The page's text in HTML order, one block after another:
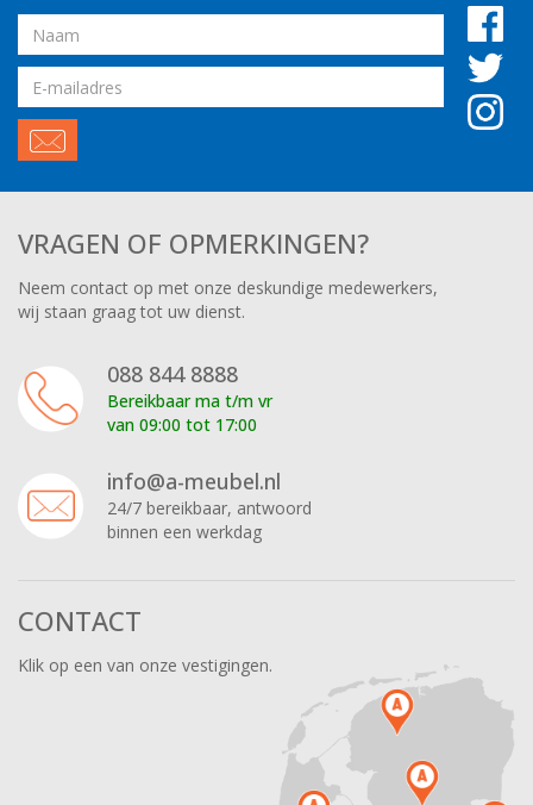
Naam
Email
adres
VRAGEN OF OPMERKINGEN?
Neem contact op met onze deskundige medewerkers,
wij staan graag tot uw dienst.
088 844 8888
Bereikbaar ma t/m vr
van 09:00 tot 17:00
info@a-meubel.nl
24/7 bereikbaar, antwoord
binnen een werkdag
CONTACT
Klik op een van onze vestigingen.